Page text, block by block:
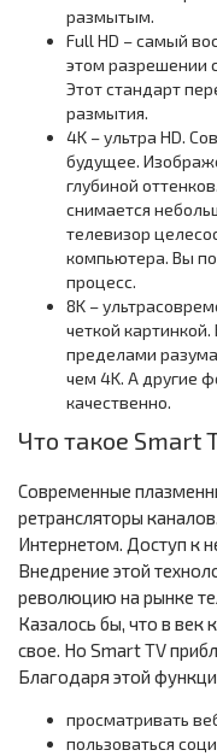
размытым.
Full HD – самый
этом разрешении
Этот стандарт
размытия.
4K – ультра HD.
будущее.
глубиной
снимается
телевизор
компьютера. Вы
процесс.
8K –
четкой
пределами
чем 4K. А другие
качественно.
Что такое Smart
Современные
ретрансляторы
Интернетом. Доступ к
Внедрение этой
революцию на рынке
Казалось бы, что в
свое. Но Smart TV
Благодаря этой
просматривать
пользоваться